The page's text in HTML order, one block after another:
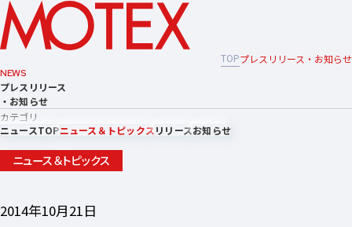
TOPプレスリリース・お知らせ
NEWS
プレスリリース
・お知らせ
カテゴリ
ニュースTOPニュース＆トピックスリリースお知らせ
ニュース＆トピックス
2014年10月21日